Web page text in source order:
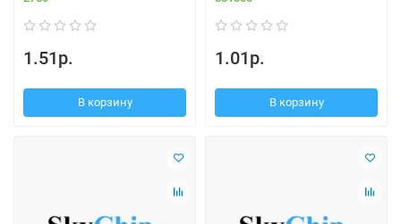
1.51р.
В корзину
1.01р.
В корзину